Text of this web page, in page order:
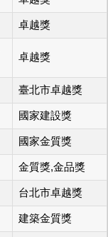
卓越獎
卓越獎
臺北市卓越獎
國家建設獎
國家金質獎
金質獎,金品獎
台北市卓越獎
建築金質獎